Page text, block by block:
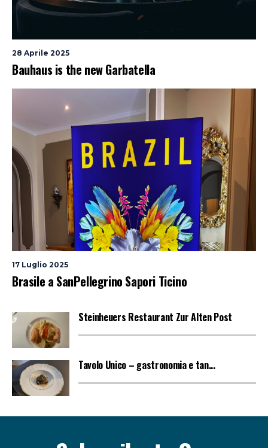
28 Aprile 2025
Bauhaus is the new Garbatella
17 Luglio 2025
Brasile a SanPellegrino Sapori Ticino
Steinheuers Restaurant Zur Alten Post
Tavolo Unico – gastronomia e tan...